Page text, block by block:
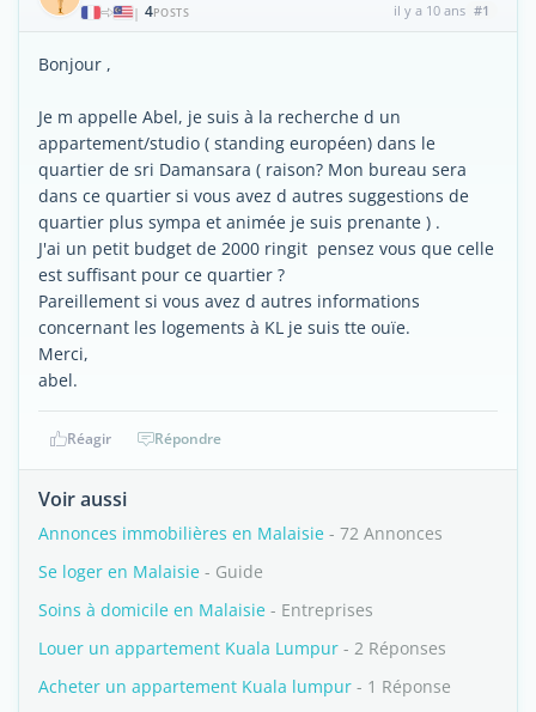
| 4POSTS il y a 10 ans #1
Bonjour ,
Je m appelle Abel, je suis à la recherche d un
appartement/studio ( standing européen) dans le
quartier de sri Damansara ( raison? Mon bureau sera
dans ce quartier si vous avez d autres suggestions de
quartier plus sympa et animée je suis prenante ) .
J'ai un petit budget de 2000 ringit pensez vous que celle
est suffisant pour ce quartier ?
Pareillement si vous avez d autres informations
concernant les logements à KL je suis tte ouïe.
Merci,
abel.
Réagir Répondre
Voir aussi
Annonces immobilières en Malaisie - 72 Annonces
Se loger en Malaisie - Guide
Soins à domicile en Malaisie - Entreprises
Louer un appartement Kuala Lumpur - 2 Réponses
Acheter un appartement Kuala lumpur - 1 Réponse